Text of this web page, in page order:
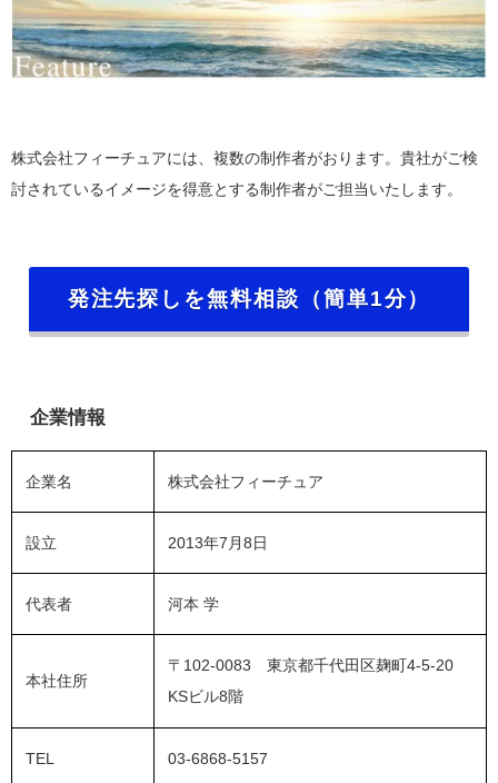
株式会社フィーチュアには、複数の制作者がおります。貴社がご検
討されているイメージを得意とする制作者がご担当いたします。
発注先探しを無料相談（簡単1分）
企業情報
企業名 株式会社フィーチュア
設立 2013年7月8日
代表者 河本 学
本社住所
〒102-0083 東京都千代田区麹町4-5-20
KSビル8階
TEL 03-6868-5157